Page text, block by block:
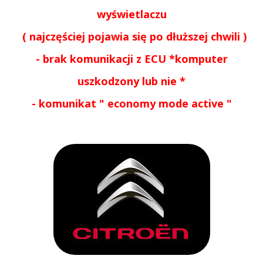
wyświetlaczu
( najczęściej pojawia się po dłuższej chwili )
- brak komunikacji z ECU *komputer
uszkodzony lub nie *
- komunikat " economy mode active "